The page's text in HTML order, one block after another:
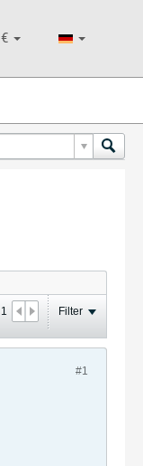
€
1 Filter
#1